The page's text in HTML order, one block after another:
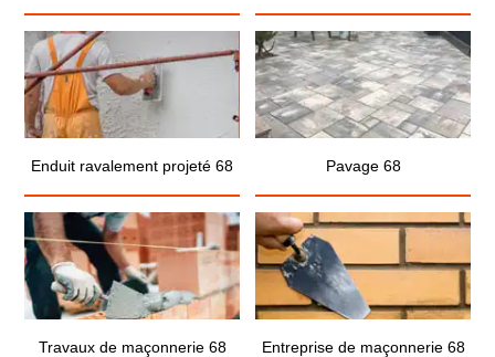
Enduit ravalement projeté 68 Pavage 68
Travaux de maçonnerie 68 Entreprise de maçonnerie 68